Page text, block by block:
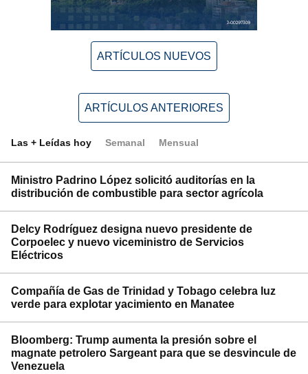
ARTÍCULOS NUEVOS
ARTÍCULOS ANTERIORES
Las + Leídas hoy Semanal Mensual
Ministro Padrino López solicitó auditorías en la
distribución de combustible para sector agrícola
Delcy Rodríguez designa nuevo presidente de
Corpoelec y nuevo viceministro de Servicios
Eléctricos
Compañía de Gas de Trinidad y Tobago celebra luz
verde para explotar yacimiento en Manatee
Bloomberg: Trump aumenta la presión sobre el
magnate petrolero Sargeant para que se desvincule de
Venezuela